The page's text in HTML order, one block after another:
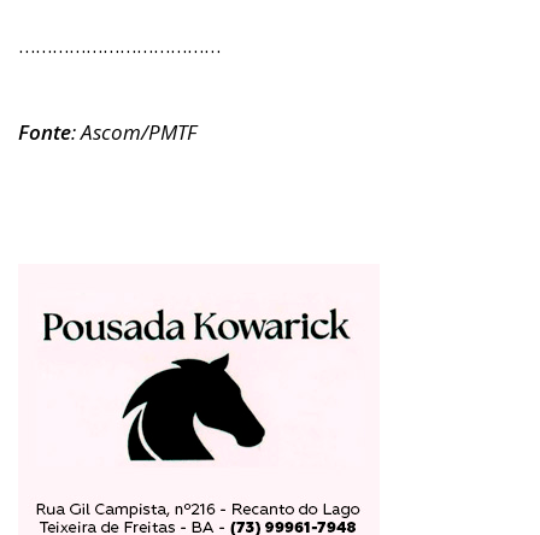
………………………………
Fonte: Ascom/PMTF